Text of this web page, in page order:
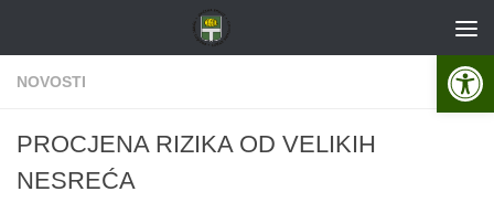
NOVOSTI
PROCJENA RIZIKA OD VELIKIH
NESREĆA